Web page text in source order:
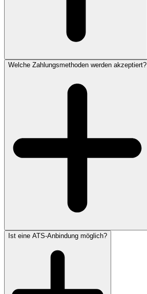
Welche Zahlungsmethoden werden akzeptiert?
Ist eine ATS-Anbindung möglich?